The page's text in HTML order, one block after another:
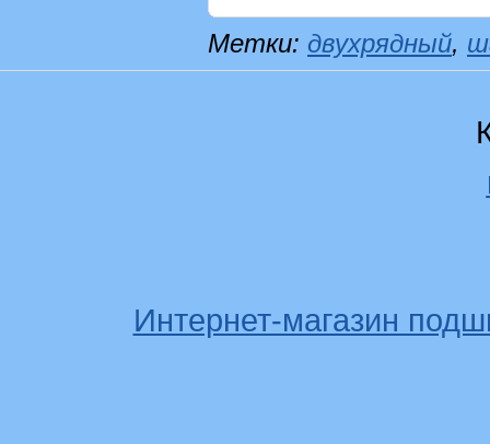
Метки: двухрядный,
Интернет-магазин